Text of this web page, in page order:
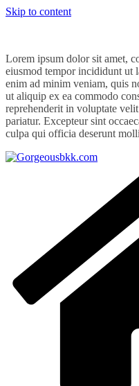
Skip to content
Lorem ipsum dolor sit amet,
eiusmod tempor incididunt ut
enim ad minim veniam, quis
ut aliquip ex ea commodo
reprehenderit in voluptate
pariatur. Excepteur sint
culpa qui officia deserunt